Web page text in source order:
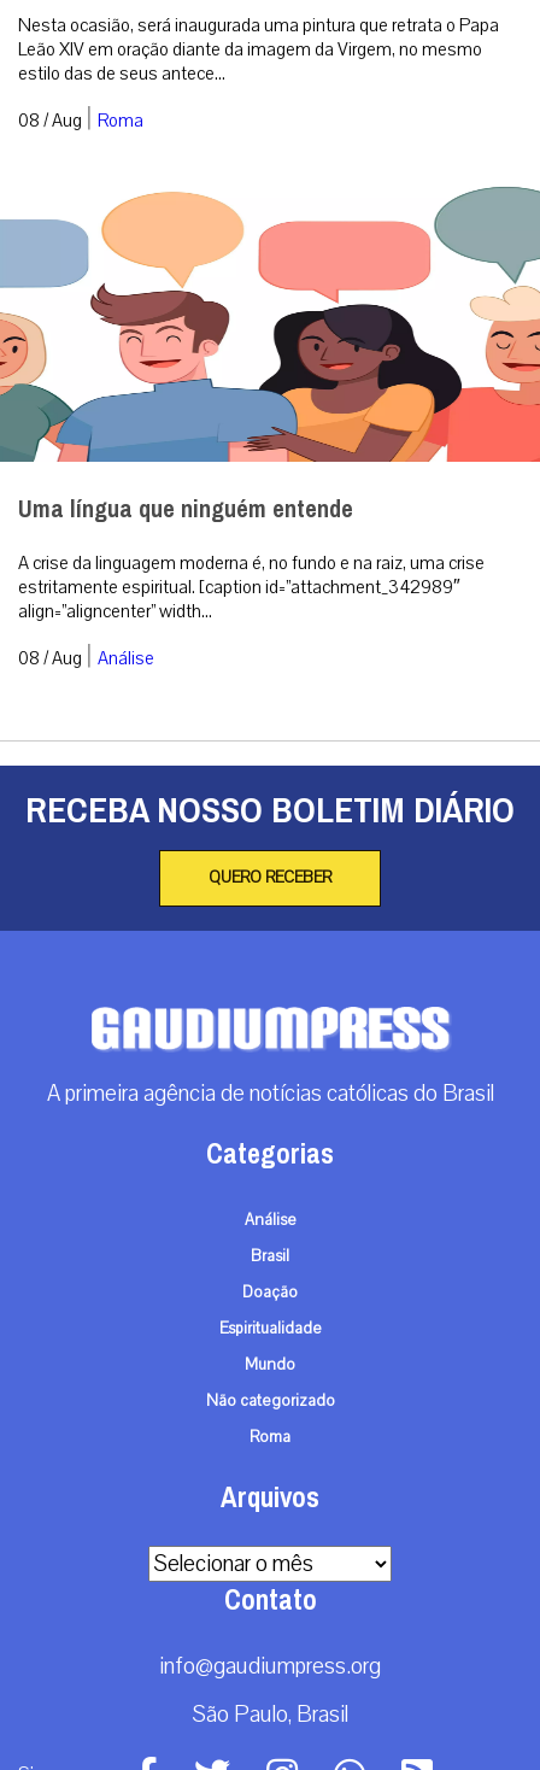
Nesta ocasião, será inaugurada uma pintura que retrata o Papa
Leão XIV em oração diante da imagem da Virgem, no mesmo
estilo das de seus antece...
08 / Aug | Roma
Uma língua que ninguém entende
A crise da linguagem moderna é, no fundo e na raiz, uma crise
estritamente espiritual. [caption id=”attachment_342989″
align=”aligncenter” width...
08 / Aug | Análise
RECEBA NOSSO BOLETIM DIÁRIO
QUERO RECEBER
A primeira agência de notícias católicas do Brasil
Categorias
Análise
Brasil
Doação
Espiritualidade
Mundo
Não categorizado
Roma
Arquivos
Arquivos
Contato
info@gaudiumpress.org
São Paulo, Brasil